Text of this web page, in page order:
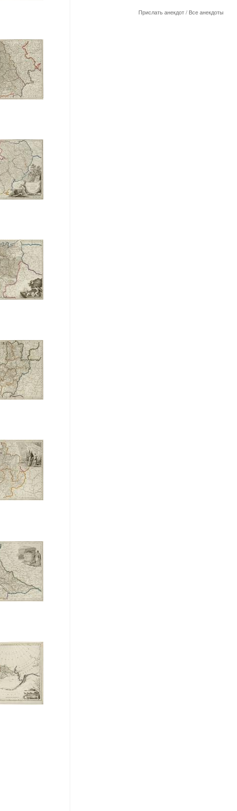
Прислать анекдот/ Все анекдоты